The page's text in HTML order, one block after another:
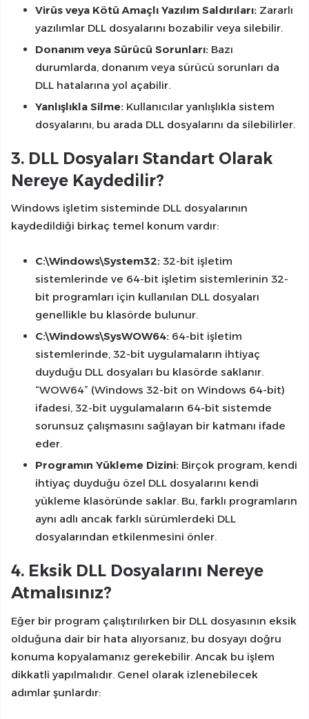
Virüs veya Kötü Amaçlı Yazılım Saldırıları: Zararlı
yazılımlar DLL dosyalarını bozabilir veya silebilir.
Donanım veya Sürücü Sorunları: Bazı
durumlarda, donanım veya sürücü sorunları da
DLL hatalarına yol açabilir.
Yanlışlıkla Silme: Kullanıcılar yanlışlıkla sistem
dosyalarını, bu arada DLL dosyalarını da silebilirler.
3. DLL Dosyaları Standart Olarak
Nereye Kaydedilir?
Windows işletim sisteminde DLL dosyalarının
kaydedildiği birkaç temel konum vardır:
C:\Windows\System32: 32-bit işletim
sistemlerinde ve 64-bit işletim sistemlerinin 32-
bit programları için kullanılan DLL dosyaları
genellikle bu klasörde bulunur.
C:\Windows\SysWOW64: 64-bit işletim
sistemlerinde, 32-bit uygulamaların ihtiyaç
duyduğu DLL dosyaları bu klasörde saklanır.
“WOW64” (Windows 32-bit on Windows 64-bit)
ifadesi, 32-bit uygulamaların 64-bit sistemde
sorunsuz çalışmasını sağlayan bir katmanı ifade
eder.
Programın Yükleme Dizini: Birçok program, kendi
ihtiyaç duyduğu özel DLL dosyalarını kendi
yükleme klasöründe saklar. Bu, farklı programların
aynı adlı ancak farklı sürümlerdeki DLL
dosyalarından etkilenmesini önler.
4. Eksik DLL Dosyalarını Nereye
Atmalısınız?
Eğer bir program çalıştırılırken bir DLL dosyasının eksik
olduğuna dair bir hata alıyorsanız, bu dosyayı doğru
konuma kopyalamanız gerekebilir. Ancak bu işlem
dikkatli yapılmalıdır. Genel olarak izlenebilecek
adımlar şunlardır: